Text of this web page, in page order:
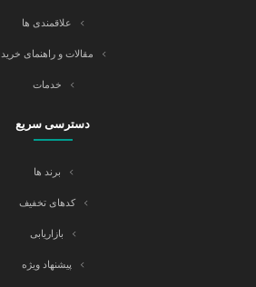
علاقمندی ها
مقالات و راهنمای خرید
خدمات
دسترسی سریع
برند ها
کدهای تخفیف
بازاریابی
پیشنهاد ویژه